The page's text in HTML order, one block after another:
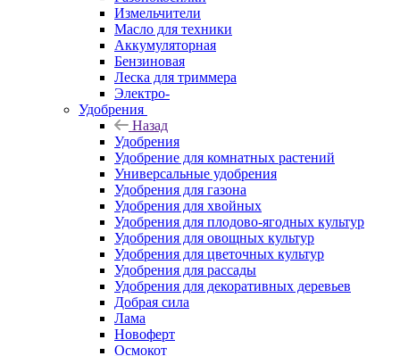
Измельчители
Масло для техники
Аккумуляторная
Бензиновая
Леска для триммера
Электро-
Удобрения
Назад
Удобрения
Удобрение для комнатных растений
Универсальные удобрения
Удобрения для газона
Удобрения для хвойных
Удобрения для плодово-ягодных культур
Удобрения для овощных культур
Удобрения для цветочных культур
Удобрения для рассады
Удобрения для декоративных деревьев
Добрая сила
Лама
Новоферт
Осмокот